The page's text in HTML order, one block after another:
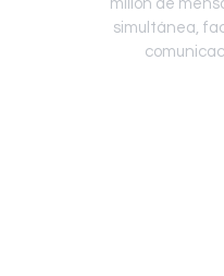
millón de
simultánea,